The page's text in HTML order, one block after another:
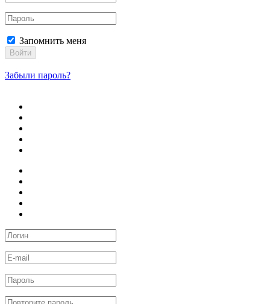
Запомнить меня
Войти
Забыли пароль?